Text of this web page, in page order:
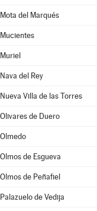
Mota del Marqués
Mucientes
Muriel
Nava del Rey
Nueva Villa de las Torres
Olivares de Duero
Olmedo
Olmos de Esgueva
Olmos de Peñafiel
Palazuelo de Vedija